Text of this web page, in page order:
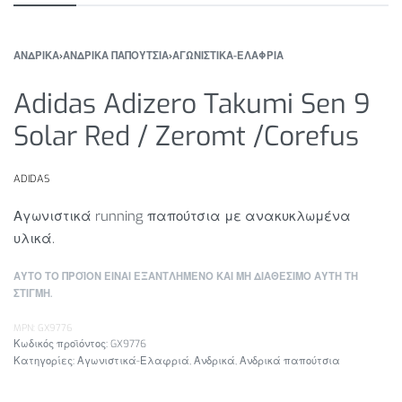
ΑΝΔΡΙΚΑ›ΑΝΔΡΙΚΑ ΠΑΠΟΥΤΣΙΑ›ΑΓΩΝΙΣΤΙΚΑ-ΕΛΑΦΡΙΑ
Adidas Adizero Takumi Sen 9
Solar Red / Zeromt /Corefus
ADIDAS
Αγωνιστικά running παπούτσια με ανακυκλωμένα
υλικά.
ΑΥΤΟ ΤΟ ΠΡΟΪΟΝ ΕΙΝΑΙ ΕΞΑΝΤΛΗΜΕΝΟ ΚΑΙ ΜΗ ΔΙΑΘΕΣΙΜΟ ΑΥΤΗ ΤΗ
ΣΤΙΓΜΗ.
MPN: GX9776
GX9776
Κατηγορίες: Αγωνιστικά-Ελαφριά, Ανδρικά, Ανδρικά παπούτσια